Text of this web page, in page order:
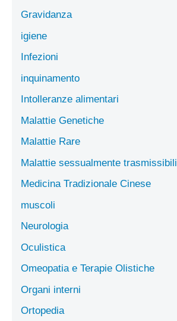
Gravidanza
igiene
Infezioni
inquinamento
Intolleranze alimentari
Malattie Genetiche
Malattie Rare
Malattie sessualmente trasmissibili
Medicina Tradizionale Cinese
muscoli
Neurologia
Oculistica
Omeopatia e Terapie Olistiche
Organi interni
Ortopedia